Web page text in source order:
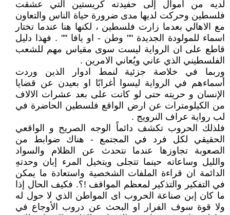
لديه من أموال إلى حفيدته كريستين التي عشقت
فلسطين وحركت لديها مدى ضرورة حياة الناس والتعاون
مع الاهالي بعدما زارت فلسطين ، لكنها هنا عندما تختار
اسماء للمولودة الجديدة "" وطن - او يافا "" . فهذا دليل
قاطع على ان الرواية ليست سوى مقياس مهم للشعب
الفلسطيني الذي عاني ويُعاني الامرين .
وربما في خلاصة جزئية لنمط ادوار الذين وردت
أسماءهم في الرواية ليسوا أغرابًا او بعيدن عن قضايا
الإنسان و حريته حتى لو كانت على بعد عشرات الالاف
من الكيلومترات عن ارض الواقع فلسطين الحاضرة في
لب رواية عراف النرويج .
فلذلك الحروب تكشف دائماً الوجه الصريح و الواقعي
الحقيقي لكل فرد في المجتمع - هناك ضوابط من
الصعوبة تجاوزها عندما نتحدث عن الظلام والسواد
والليل وساعاته حينما تتجلى ويتخيل المرء إبان وحدتهِ
الدائمة ان قراءة الملفات الشخصية واستعادة ما يمكن
في التفكير والتذكير لمعظم المواقف !؟. فكيف الحال إذا
ما كان إبن صناعة الحروب اى المواطن الذي لا حول له
ولا قوة سوف الفرار او البحث عن دروب الأوجاع في